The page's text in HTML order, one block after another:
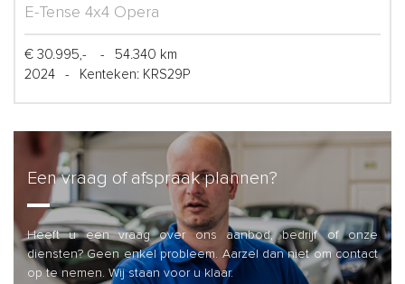
E-Tense 4x4 Opera
€ 30.995,- -
54.340 km
2024
- Kenteken: KRS29P
Een vraag of afspraak plannen?
Heeft u een vraag over ons aanbod, bedrijf of onze
diensten? Geen enkel probleem. Aarzel dan niet om contact
op te nemen. Wij staan voor u klaar.